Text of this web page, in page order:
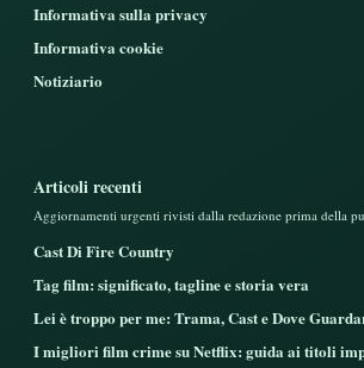
Informativa sulla privacy
Informativa cookie
Notiziario
Articoli recenti
Aggiornamenti urgenti rivisti dalla redazione prima della
Cast Di Fire Country
Tag film: significato, tagline e storia vera
Lei è troppo per me: Trama, Cast e Dove
I migliori film crime su Netflix: guida ai titoli